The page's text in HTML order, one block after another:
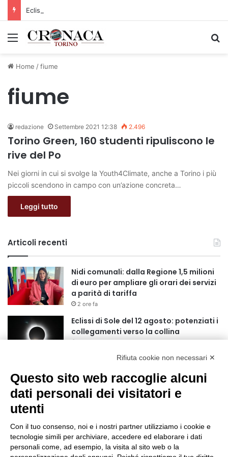
Menu
Home /fiume
fiume
redazione Settembre 2021 12:38 2.496
Torino Green, 160 studenti ripuliscono le
rive del Po
Nei giorni in cui si svolge la Youth4Climate, anche a Torino i più
piccoli scendono in campo con un’azione concreta…
Leggi tutto
Articoli recenti
Nidi comunali: dalla Regione 1,5 milioni
di euro per ampliare gli orari dei servizi
a parità di tariffa
2 ore fa
Eclissi di Sole del 12 agosto: potenziati i
collegamenti verso la collina
agosto apre la strada al Grande
Ferragosto
3 ore fa
dei ghiacciai del pianeta
4 ore fa
Rifiuta cookie non necessari ✕
Questo sito web raccoglie alcuni
dati personali dei visitatori e
utenti
Con il tuo consenso, noi e i nostri partner utilizziamo i cookie e
tecnologie simili per archiviare, accedere ed elaborare i dati
personali come, ad esempio, la visita al sito web o la